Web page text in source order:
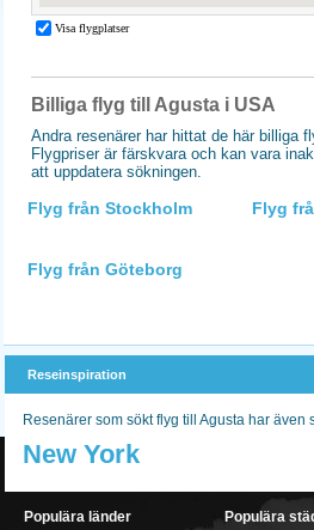
Billiga flyg till Agusta i USA
Andra resenärer har hittat de här billiga
Flygpriser är färskvara och kan vara
att uppdatera sökningen.
Flyg från Stockholm Flyg
Flyg från Göteborg
Reseinspiration
Resenärer som sökt flyg till Agusta har även
New York
Populära länder
Populära